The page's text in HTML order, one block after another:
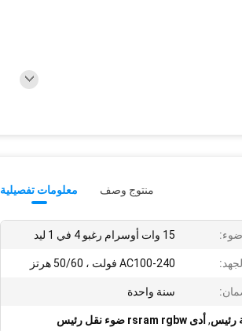
معلومات تفصيلية منتوج وصف
15 وات أوسرام رغبو 4 في 1 ليد
AC100-240 فولت ، 50/60 هرتز
سنة واحدة
, أدى rsram rgbw ضوء نقل رئيس